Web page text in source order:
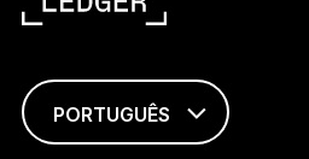
PORTUGUÊS